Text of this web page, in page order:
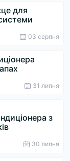
для
03 серпня
31 липня
з
30 липня